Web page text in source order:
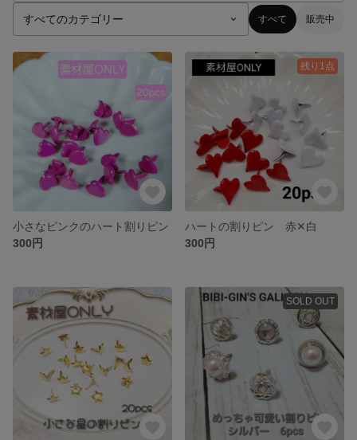
すべて 販売中
小さなピンクのハート割りピン
300円
残り1点
ハートの割りピン 赤✕白
300円
SOLD OUT